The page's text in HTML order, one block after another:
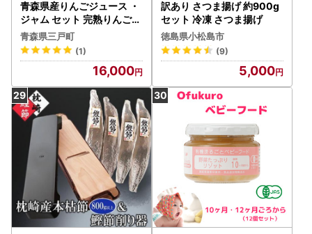
青森県産りんごジュース ・
ジャム セット 完熟りんごジ
ュース
青森県三戸町
(1)
16,000
訳あり さつま揚げ 約900g
セット 冷凍 さつま揚げ
徳島県小松島市
(9)
5,000